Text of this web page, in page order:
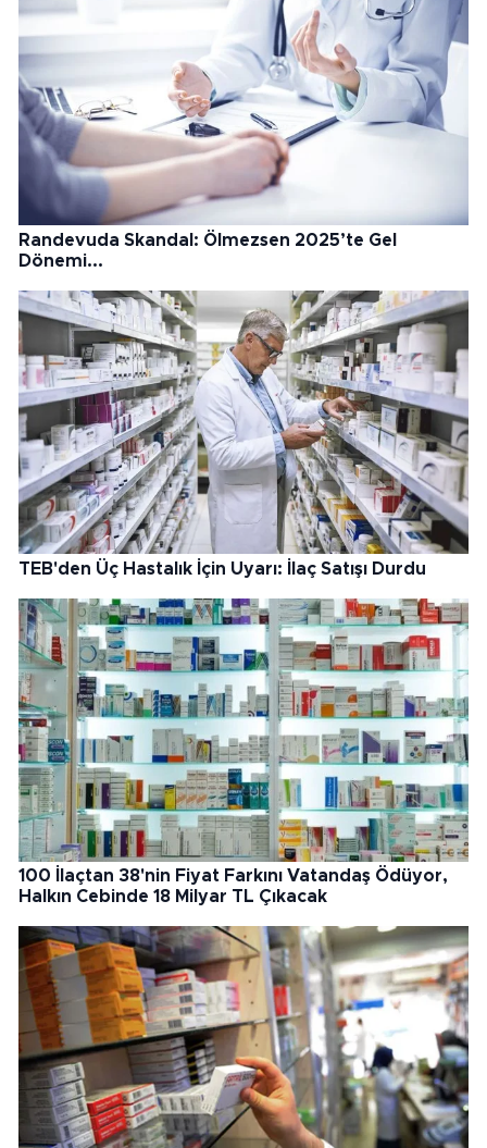
Randevuda Skandal: Ölmezsen 2025’te Gel
Dönemi...
TEB'den Üç Hastalık İçin Uyarı: İlaç Satışı Durdu
100 İlaçtan 38'nin Fiyat Farkını Vatandaş Ödüyor,
Halkın Cebinde 18 Milyar TL Çıkacak